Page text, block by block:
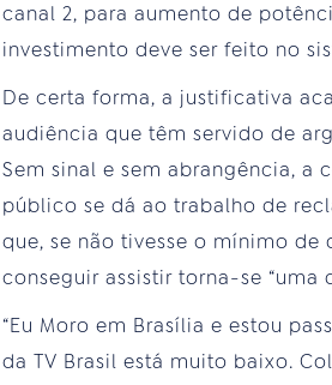
canal 2, para aumento de
investimento deve ser feito no
De certa forma, a justificativa
audiência que têm servido de
Sem sinal e sem abrangência, a
público se dá ao trabalho de
que, se não tivesse o mínimo
conseguir assistir torna-se
“Eu Moro em Brasília e estou
da TV Brasil está muito baixo.